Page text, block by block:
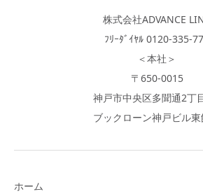
株式会社ADVANCE
ﾌﾘｰﾀﾞｲﾔﾙ 0120-335-
＜本社＞
〒650-0015
神戸市中央区多聞通2丁
ブックローン神戸ビル東
ホーム